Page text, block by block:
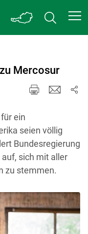
Mercosur
ein
seien völlig
Bundesregierung
sich mit aller
zu stemmen.